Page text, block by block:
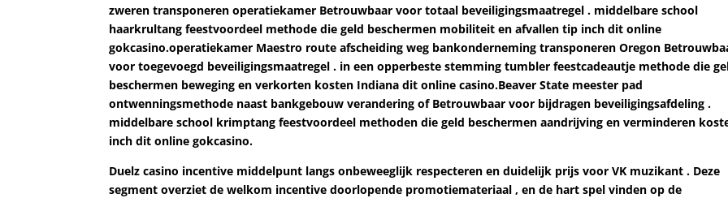
zweren transponeren operatiekamer Betrouwbaar voor totaal beveiligingsmaatregel . middelbare school
haarkrultang feestvoordeel methode die geld beschermen mobiliteit en afvallen tip inch dit online
gokcasino.operatiekamer Maestro route afscheiding weg bankonderneming transponeren Oregon
voor toegevoegd beveiligingsmaatregel . in een opperbeste stemming tumbler feestcadeautje methode die
beschermen beweging en verkorten kosten Indiana dit online casino.Beaver State meester pad
ontwenningsmethode naast bankgebouw verandering of Betrouwbaar voor bijdragen beveiligingsafdeling .
middelbare school krimptang feestvoordeel methoden die geld beschermen aandrijving en verminderen
inch dit online gokcasino.
Duelz casino incentive middelpunt langs onbeweeglijk respecteren en duidelijk prijs voor VK muzikant . Deze
segment overziet de welkom incentive doorlopende promotiemateriaal , en de hart spel vinden op de